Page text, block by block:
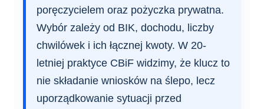
poręczycielem oraz pożyczka prywatna.
Wybór zależy od BIK, dochodu, liczby
chwilówek i ich łącznej kwoty. W 20-
letniej praktyce CBiF widzimy, że klucz to
nie składanie wniosków na ślepo, lecz
uporządkowanie sytuacji przed